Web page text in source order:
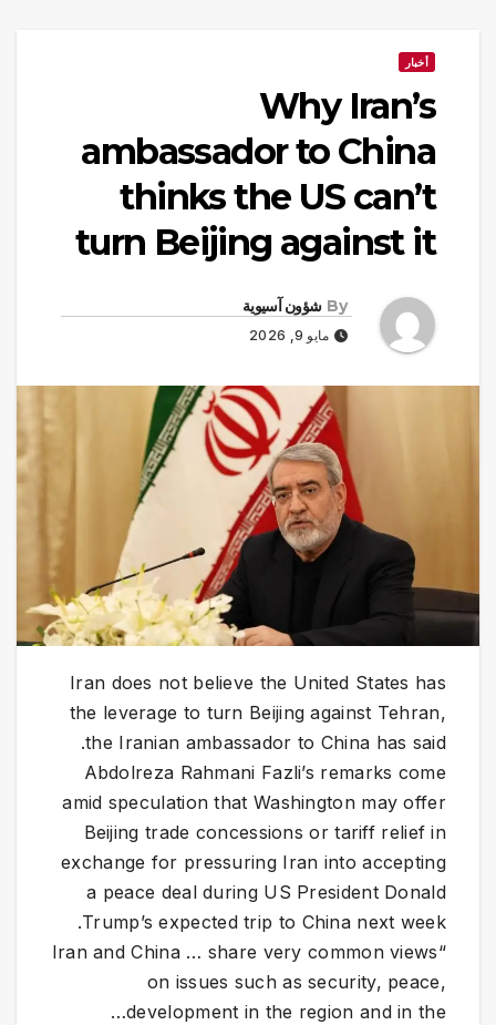
أخبار
Why Iran’s
ambassador to China
thinks the US can’t
turn Beijing against it
By شؤون آسيوية
مايو 9, 2026
Iran does not believe the United States has
the leverage to turn Beijing against Tehran,
the Iranian ambassador to China has said.
Abdolreza Rahmani Fazli’s remarks come
amid speculation that Washington may offer
Beijing trade concessions or tariff relief in
exchange for pressuring Iran into accepting
a peace deal during US President Donald
Trump’s expected trip to China next week.
“Iran and China … share very common views
on issues such as security, peace,
development in the region and in the…